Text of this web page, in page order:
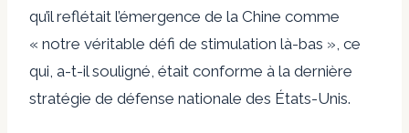
qu’il reflétait l’émergence de la Chine comme
« notre véritable défi de stimulation là-bas », ce
qui, a-t-il souligné, était conforme à la dernière
stratégie de défense nationale des États-Unis.